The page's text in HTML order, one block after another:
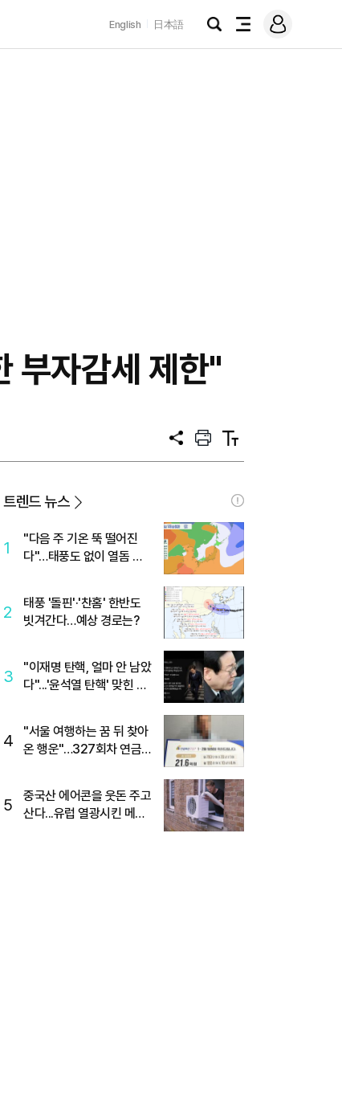
English 日本語
검
전
메
그
부자감세 제한"
공
프
트
텍
트
트렌드 뉴스
1
"다음 주 기온 뚝 떨어진
다"…태풍도 없이 열돔 박
2
태풍 '돌핀'·'찬홈' 한반도
빗겨간다…예상 경로는?
3
"이재명 탄핵, 얼마 안 남았
다"...'윤석열 탄핵' 맞힌 무
4
"서울 여행하는 꿈 뒤 찾아
온 행운"…327회차 연금
5
중국산 에어콘을 웃돈 주고
산다...유럽 열광시킨 메이